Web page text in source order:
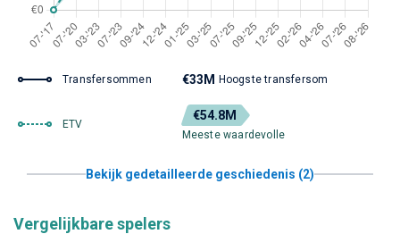
Transfersommen €33M Hoogste transfersom
ETV
€54.8M
Meeste waardevolle
Bekijk gedetailleerde geschiedenis (2)
Vergelijkbare spelers